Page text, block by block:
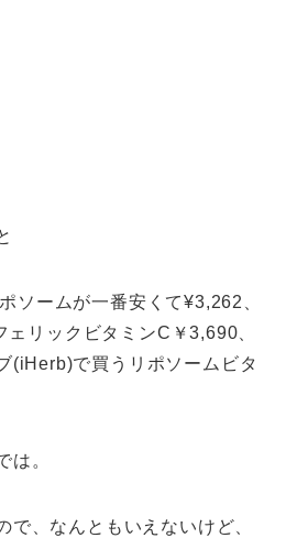
ソームが一番安くて¥3,262、
リックビタミンC￥3,690、
(iHerb)で買うリポソームビタ
は。
で、なんともいえないけど、